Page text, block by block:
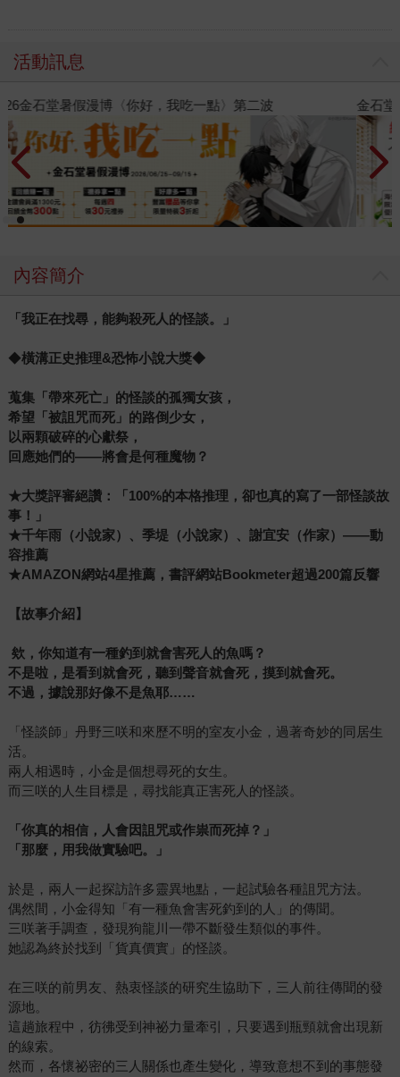
活動訊息
金石堂2026海外優惠：電子書
內容簡介
「我正在找尋，能夠殺死人的怪談。」
◆橫溝正史推理&恐怖小說大獎◆
蒐集「帶來死亡」的怪談的孤獨女孩，
希望「被詛咒而死」的路倒少女，
以兩顆破碎的心獻祭，
回應她們的——將會是何種魔物？
★大獎評審絕讚：「100%的本格推理，卻也真的寫了一部怪談故
事！」
★千年雨（小說家）、季堤（小說家）、謝宜安（作家）——動
容推薦
★AMAZON網站4星推薦，書評網站Bookmeter超過200篇反響
【故事介紹】
欸，你知道有一種釣到就會害死人的魚嗎？
不是啦，是看到就會死，聽到聲音就會死，摸到就會死。
不過，據說那好像不是魚耶……
「怪談師」丹野三咲和來歷不明的室友小金，過著奇妙的同居生
活。
兩人相遇時，小金是個想尋死的女生。
而三咲的人生目標是，尋找能真正害死人的怪談。
「你真的相信，人會因詛咒或作祟而死掉？」
「那麼，用我做實驗吧。」
於是，兩人一起探訪許多靈異地點，一起試驗各種詛咒方法。
偶然間，小金得知「有一種魚會害死釣到的人」的傳聞。
三咲著手調查，發現狗龍川一帶不斷發生類似的事件。
她認為終於找到「貨真價實」的怪談。
在三咲的前男友、熱衷怪談的研究生協助下，三人前往傳聞的發
源地。
這趟旅程中，彷彿受到神祕力量牽引，只要遇到瓶頸就會出現新
的線索。
然而，各懷祕密的三人關係也產生變化，導致意想不到的事態發